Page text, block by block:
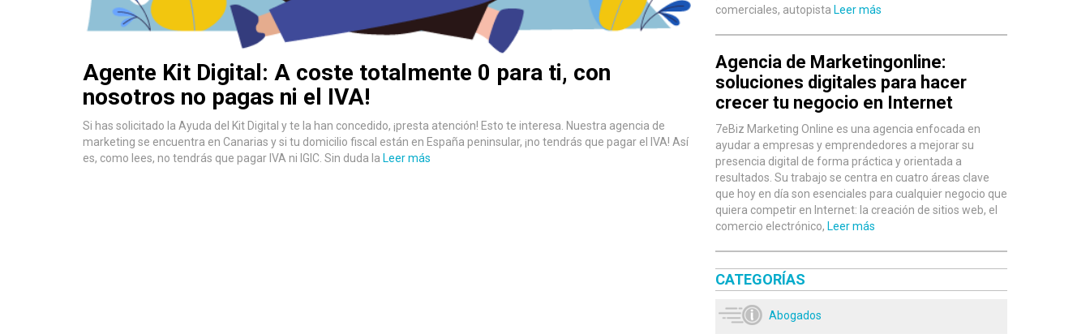
Agente Kit Digital: A coste totalmente 0 para ti, con
nosotros no pagas ni el IVA!
Si has solicitado la Ayuda del Kit Digital y te la han concedido, ¡presta atención! Esto te interesa. Nuestra agencia de
marketing se encuentra en Canarias y si tu domicilio fiscal están en España peninsular, ¡no tendrás que pagar el IVA! Así
es, como lees, no tendrás que pagar IVA ni IGIC. Sin duda la Leer más
comerciales, autopista Leer más
Agencia de Marketingonline:
soluciones digitales para hacer
crecer tu negocio en Internet
7eBiz Marketing Online es una agencia enfocada en
ayudar a empresas y emprendedores a mejorar su
presencia digital de forma práctica y orientada a
resultados. Su trabajo se centra en cuatro áreas clave
que hoy en día son esenciales para cualquier negocio que
quiera competir en Internet: la creación de sitios web, el
comercio electrónico, Leer más
CATEGORÍAS
Abogados